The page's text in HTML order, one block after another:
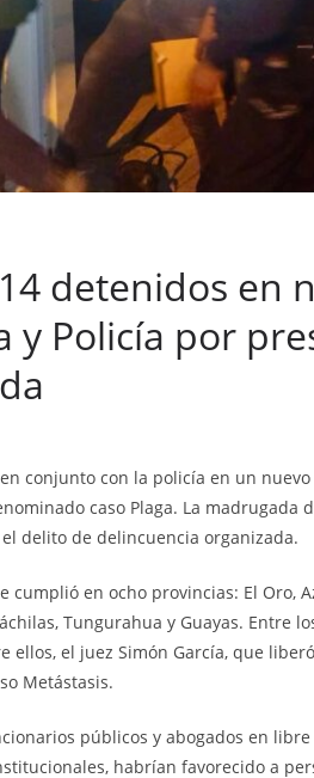
detenidos en
y Policía por
conjunto con la policía en un
caso Plaga. La madrugada
delito de delincuencia organizada.
cumplió en ocho provincias: El Oro,
Tungurahua y Guayas. Entre
ellos, el juez Simón García, que
Metástasis.
públicos y abogados en libre
habrían favorecido a
está
al
de
frente al
Manta